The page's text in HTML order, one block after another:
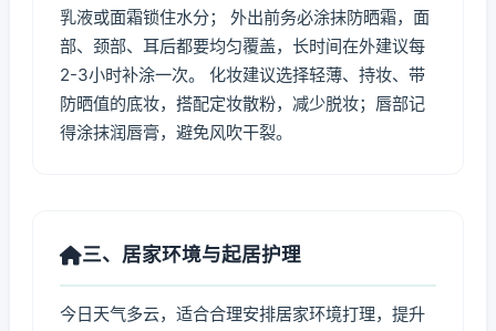
乳液或面霜锁住水分； 外出前务必涂抹防晒霜，面
部、颈部、耳后都要均匀覆盖，长时间在外建议每
2-3小时补涂一次。 化妆建议选择轻薄、持妆、带
防晒值的底妆，搭配定妆散粉，减少脱妆；唇部记
得涂抹润唇膏，避免风吹干裂。
三、居家环境与起居护理
今日天气多云，适合合理安排居家环境打理，提升